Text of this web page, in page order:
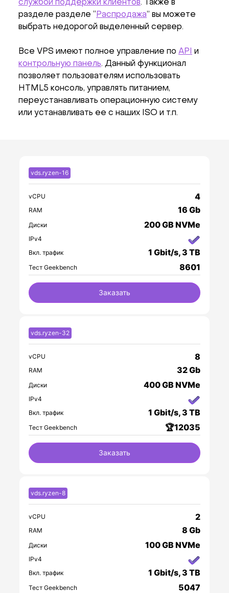
службой поддержки клиентов. Также в
разделе разделе “ Распродажа” вы можете
выбрать недорогой выделенный сервер.
Все VPS имеют полное управление по API
и
контрольную панель. Данный функционал
позволяет пользователям использовать
HTML5 консоль, управлять питанием,
переустанавливать операционную систему
или устанавливать ее с наших ISO и т.п.
vds.ryzen-16
vCPU 4
RAM 16 Gb
Диски 200 GB NVMe
IPv4
Вкл. трафик
1 Gbit/s, 3 TB
Тест Geekbench 8601
Заказать
vds.ryzen-32
vCPU 8
RAM 32 Gb
Диски 400 GB NVMe
IPv4
Вкл. трафик
1 Gbit/s, 3 TB
Тест Geekbench 🏆12035
Заказать
vds.ryzen-8
vCPU 2
RAM 8 Gb
Диски 100 GB NVMe
IPv4
Вкл. трафик
1 Gbit/s, 3 TB
Тест Geekbench 5047